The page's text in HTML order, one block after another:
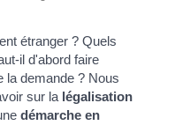
étranger ? Quels
il d'abord faire
la demande ? Nous
sur la légalisation
démarche en